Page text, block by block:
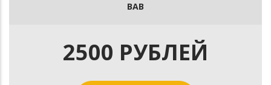
ВАВ
2500 РУБЛЕЙ